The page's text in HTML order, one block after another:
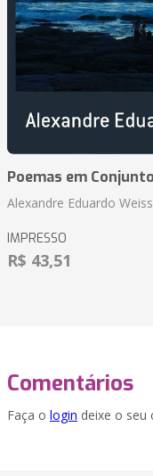
Poemas em Conjunto
Alexandre Eduardo Weiss
IMPRESSO
R$ 43,51
Comentários
Faça o login deixe o seu